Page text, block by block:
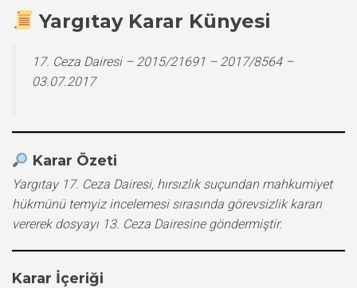
Yargıtay Karar Künyesi
17. Ceza Dairesi – 2015/21691 – 2017/8564 –
03.07.2017
Karar Özeti
Yargıtay 17. Ceza Dairesi, hırsızlık suçundan mahkumiyet
hükmünü temyiz incelemesi sırasında görevsizlik kararı
vererek dosyayı 13. Ceza Dairesine göndermiştir.
Karar İçeriği